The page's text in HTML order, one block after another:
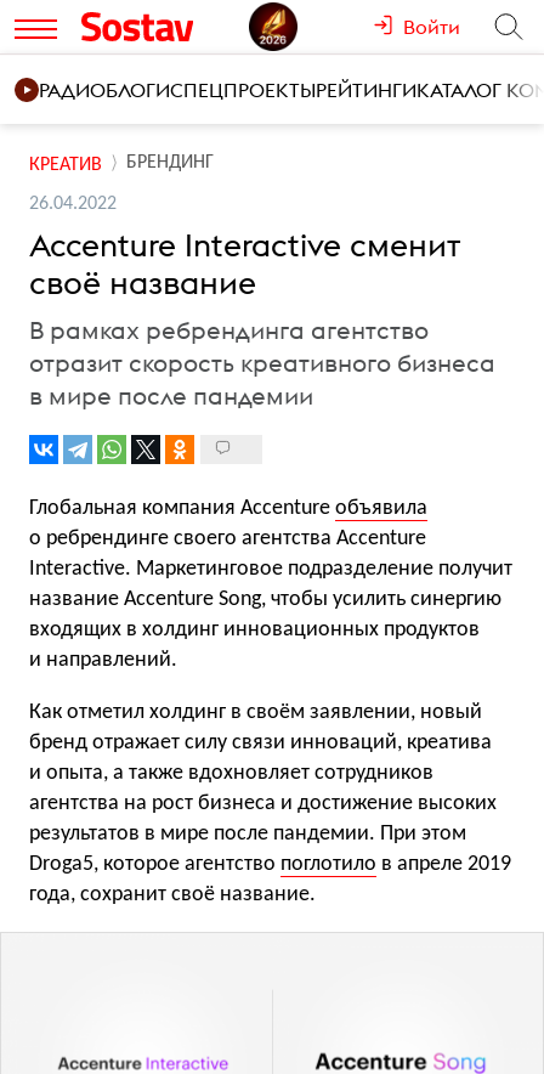
Войти
РАДИОБЛОГИСПЕЦПРОЕКТЫРЕЙТИНГИКАТАЛОГ
КРЕАТИВ БРЕНДИНГ
26.04.2022
Accenture Interactive сменит
своё название
В рамках ребрендинга агентство
отразит скорость креативного бизнеса
в мире после пандемии
Глобальная компания Accenture объявила
о ребрендинге своего агентства Accenture
Interactive. Маркетинговое подразделение получит
название Accenture Song, чтобы усилить синергию
входящих в холдинг инновационных продуктов
и направлений.
Как отметил холдинг в своём заявлении, новый
бренд отражает силу связи инноваций, креатива
и опыта, а также вдохновляет сотрудников
агентства на рост бизнеса и достижение высоких
результатов в мире после пандемии. При этом
Droga5, которое агентство поглотило в апреле 2019
года, сохранит своё название.